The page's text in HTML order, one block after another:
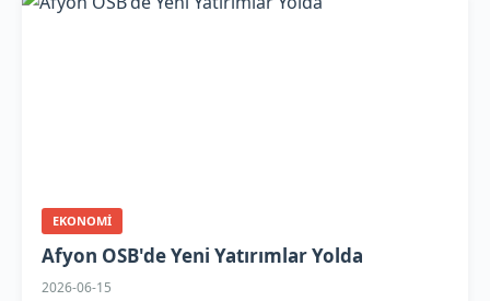
EKONOMI
Afyon OSB'de Yeni Yatırımlar Yolda
2026-06-15